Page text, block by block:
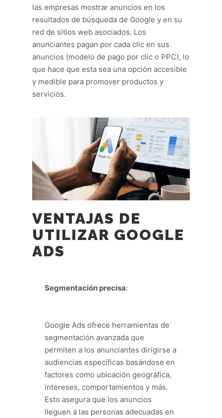
las empresas mostrar anuncios en los
resultados de búsqueda de Google y en su
red de sitios web asociados. Los
anunciantes pagan por cada clic en sus
anuncios (modelo de pago por clic o PPC), lo
que hace que esta sea una opción accesible
y medible para promover productos y
servicios.
VENTAJAS DE
UTILIZAR GOOGLE
ADS
Segmentación precisa:
Google Ads ofrece herramientas de
segmentación avanzada que
permiten a los anunciantes dirigirse a
audiencias específicas basándose en
factores como ubicación geográfica,
intereses, comportamientos y más.
Esto asegura que los anuncios
lleguen a las personas adecuadas en